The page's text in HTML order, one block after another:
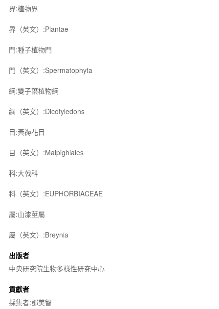
界:植物界
界（英文）:Plantae
門:種子植物門
門（英文）:Spermatophyta
綱:雙子葉植物綱
綱（英文）:Dicotyledons
目:黃褥花目
目（英文）:Malpighiales
科:大戟科
科（英文）:EUPHORBIACEAE
屬:山漆莖屬
屬（英文）:Breynia
出版者
中央研究院生物多樣性研究中心
貢獻者
採集者:鄧美智